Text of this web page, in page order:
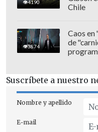
4190
Chile
3874
Caos
de
Suscríbete a nuestro
Nombre y apellido
E-mail